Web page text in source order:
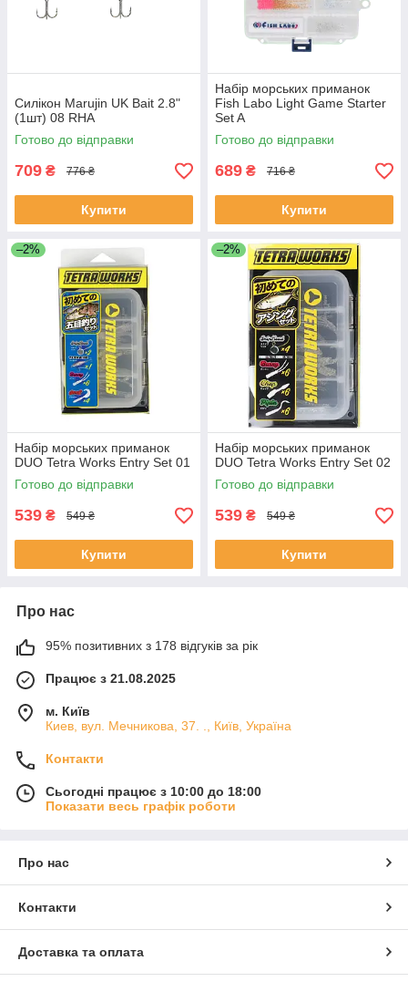
Силікон Marujin UK Bait 2.8"
(1шт) 08 RHA
Готово до відправки
709 ₴ 776 ₴
Купити
Набір морських приманок
Fish Labo Light Game Starter
Set A
Готово до відправки
689 ₴ 716 ₴
Купити
–2%
Набір морських приманок
DUO Tetra Works Entry Set 01
Готово до відправки
539 ₴ 549 ₴
Купити
–2%
Набір морських приманок
DUO Tetra Works Entry Set 02
Готово до відправки
539 ₴ 549 ₴
Купити
Про нас
95% позитивних з 178 відгуків за рік
Працює з 21.08.2025
м. Київ
Киев, вул. Мечникова, 37. ., Київ, Україна
Контакти
Сьогодні працює з 10:00 до 18:00
Показати весь графік роботи
Про нас
Контакти
Доставка та оплата